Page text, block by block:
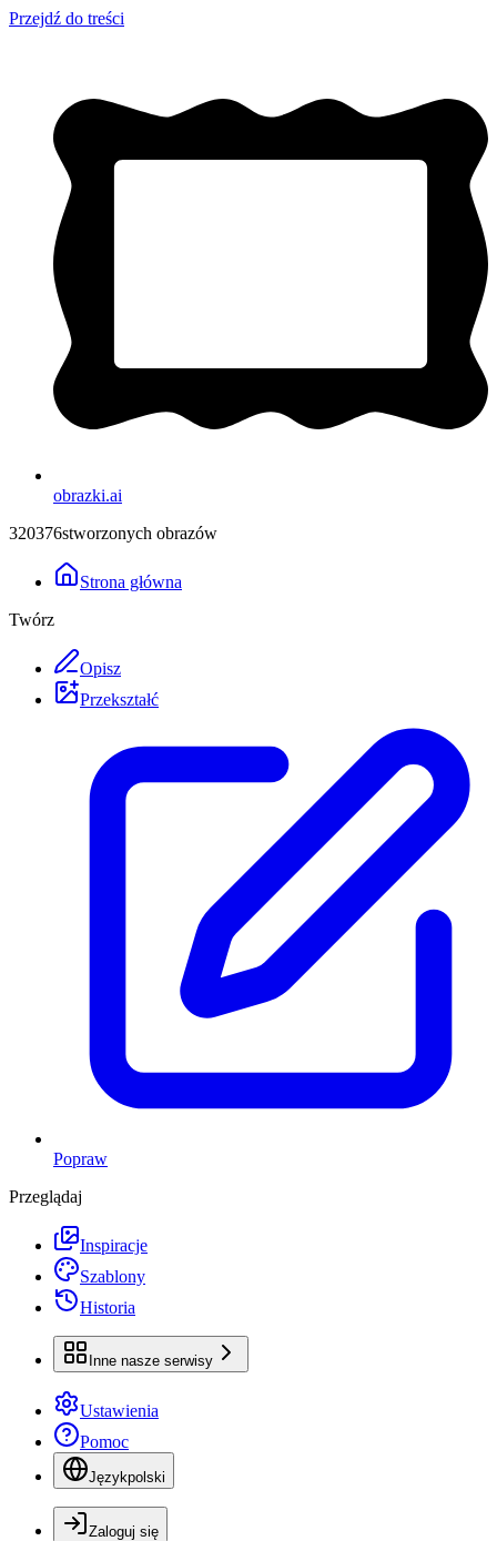
Przejdź do treści
obrazki.ai
320376stworzonych obrazów
Strona główna
Twórz
Opisz
Przekształć
Popraw
Przeglądaj
Inspiracje
Szablony
Historia
Inne nasze serwisy
Ustawienia
Pomoc
Językpolski
Zaloguj się